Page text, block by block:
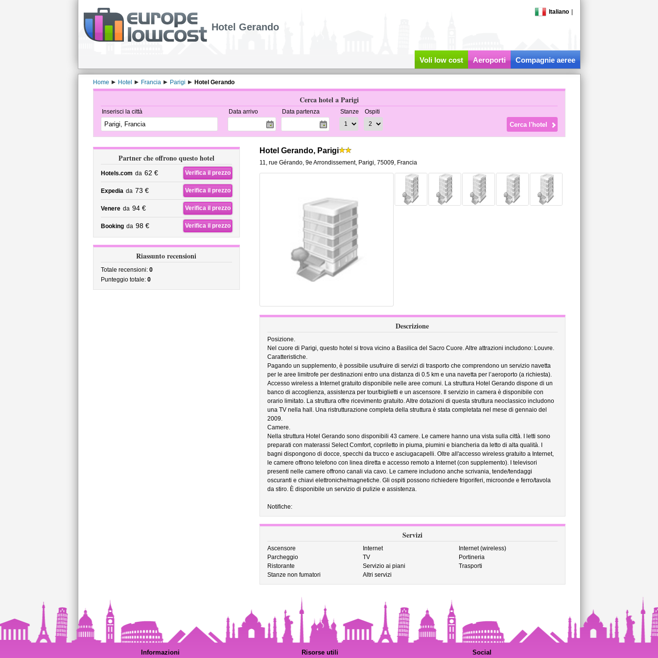
Italiano
Hotel Gerando
Voli low cost Aeroporti Compagnie aeree
Home Hotel Francia Parigi Hotel Gerando
Cerca hotel a Parigi
Inserisci la città Data arrivo Data partenza Stanze Ospiti
Partner che offrono questo hotel
Hotels.com da 62 € Verifica il prezzo
Expedia da 73 € Verifica il prezzo
Venere da 94 € Verifica il prezzo
Booking da 98 € Verifica il prezzo
Riassunto recensioni
Totale recensioni: 0
Punteggio totale: 0
Hotel Gerando, Parigi
11, rue Gérando, 9e Arrondissement, Parigi, 75009, Francia
Descrizione
Posizione.
Nel cuore di Parigi, questo hotel si trova vicino a Basilica del Sacro Cuore. Altre attrazioni includono: Louvre.
Caratteristiche.
Pagando un supplemento, è possibile usufruire di servizi di trasporto che comprendono un servizio navetta
per le aree limitrofe per destinazioni entro una distanza di 0.5 km e una navetta per l’aeroporto (a richiesta).
Accesso wireless a Internet gratuito disponibile nelle aree comuni. La struttura Hotel Gerando dispone di un
banco di accoglienza, assistenza per tour/biglietti e un ascensore. Il servizio in camera è disponibile con
orario limitato. La struttura offre ricevimento gratuito. Altre dotazioni di questa struttura neoclassico includono
una TV nella hall. Una ristrutturazione completa della struttura è stata completata nel mese di gennaio del
2009.
Camere.
Nella struttura Hotel Gerando sono disponibili 43 camere. Le camere hanno una vista sulla città. I letti sono
preparati con materassi Select Comfort, copriletto in piuma, piumini e biancheria da letto di alta qualità. I
bagni dispongono di docce, specchi da trucco e asciugacapelli. Oltre all'accesso wireless gratuito a Internet,
le camere offrono telefono con linea diretta e accesso remoto a Internet (con supplemento). I televisori
presenti nelle camere offrono canali via cavo. Le camere includono anche scrivania, tende/tendaggi
oscuranti e chiavi elettroniche/magnetiche. Gli ospiti possono richiedere frigoriferi, microonde e ferro/tavola
da stiro. È disponibile un servizio di pulizie e assistenza.
Notifiche:
Servizi
Ascensore Internet
Internet (wireless)
Parcheggio
TV
Portineria
Ristorante
Servizio ai piani
Trasporti
Stanze non fumatori
Altri servizi
Informazioni Risorse utili Social